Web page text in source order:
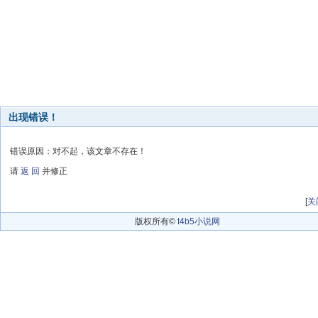
出现错误！
错误原因：对不起，该文章不存在！
请 返 回 并修正
[关
版权所有© t4b5小说网